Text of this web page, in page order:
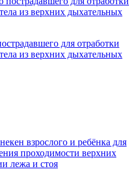
для отработки
из верхних дыхательных